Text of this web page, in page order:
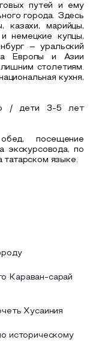
путей и ему
города. Здесь
казахи, марийцы,
немецкие купцы,
– уральский
Европы и Азии
столетиям.
кухня,
/ дети 3-5 лет
посещение
экскурсовода, по
языке.
Караван-сарай
Хусаиния
историческому